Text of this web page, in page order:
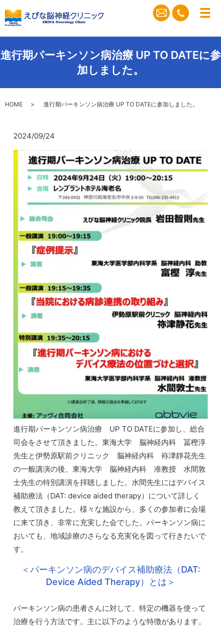
メ
進行期パーキンソン病治療 UP TO DATEに参
加しました。
HOME 進行期パーキンソン病治療 UP TO DATEに参加しました。
2024/09/24
進行期パーキンソン病治療 UP TO DATEに参加し、総合
司会をさせて頂きました。東海大学 脳神経内科 冨樫淳
先生と伊勢原駅前クリニック 脳神経内科 袮津靜花先生
の一般講演の後、東海大学 脳神経内科 准教授 水間敦
士先生の特別講演を拝聴しました。水間先生にはデバイス
補助療法（DAT: device aided therapy）について詳しく
教えて頂きました。様々な施設から、多くの参加者に会場
に来て頂き、非常に充実した会でした。パーキンソン病に
おいても、地域診療のさらなる充実化を図って行きたいで
す。
＜パーキンソン病のデバイス補助療法（DAT:
Device Aided Therapy）とは＞
パーキンソン病の患者さんに対して、特定の機器を使って
治療を行う方法です。主に以下のような特徴があります。